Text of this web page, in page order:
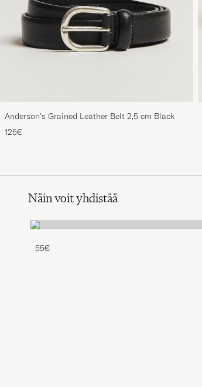
Anderson's Grained Leather Belt 2,5 cm Black
125€
Näin voit yhdistää
55€